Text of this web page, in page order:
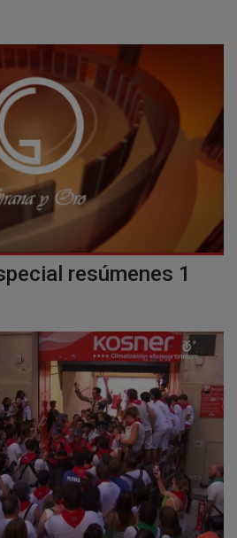
resúmenes 1